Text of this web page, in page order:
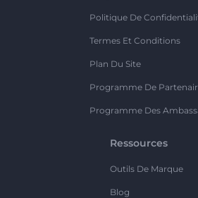
Politique De
Termes Et Conditions
Plan Du Site
Programme De
Programme Des
Ressources
Outils De Marque
Blog